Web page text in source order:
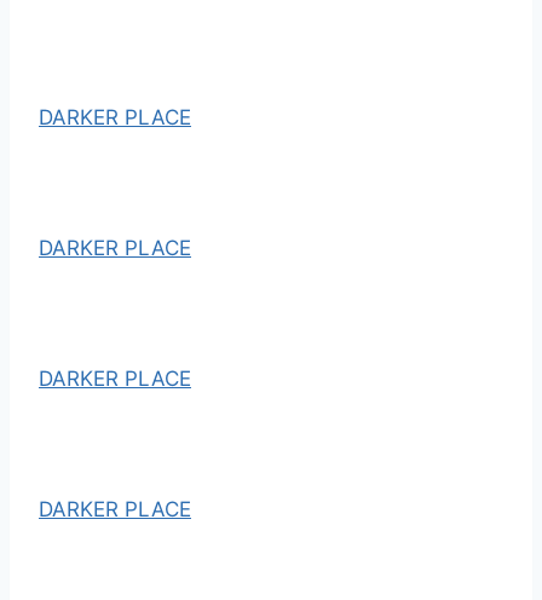
DARKER PLACE
DARKER PLACE
DARKER PLACE
DARKER PLACE